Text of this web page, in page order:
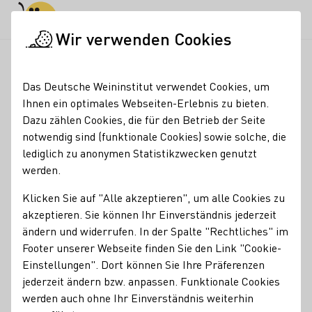
Rheinhessen – Levin
McKenzie
Fakten
geboren
Ausbildung
Winzer
aktuell
BA-Studium Betriebswirtschaft - Hochschule Mainz,
Wir verwenden Cookies
Das Deutsche Weininstitut verwendet Cookies, um
Ihnen ein optimales Webseiten-Erlebnis zu bieten.
Dazu zählen Cookies, die für den Betrieb der Seite
notwendig sind (funktionale Cookies) sowie solche, die
lediglich zu anonymen Statistikzwecken genutzt
werden.
Klicken Sie auf "Alle akzeptieren", um alle Cookies zu
akzeptieren. Sie können Ihr Einverständnis jederzeit
ändern und widerrufen. In der Spalte "Rechtliches" im
Footer unserer Webseite finden Sie den Link "Cookie-
Einstellungen". Dort können Sie Ihre Präferenzen
jederzeit ändern bzw. anpassen. Funktionale Cookies
werden auch ohne Ihr Einverständnis weiterhin